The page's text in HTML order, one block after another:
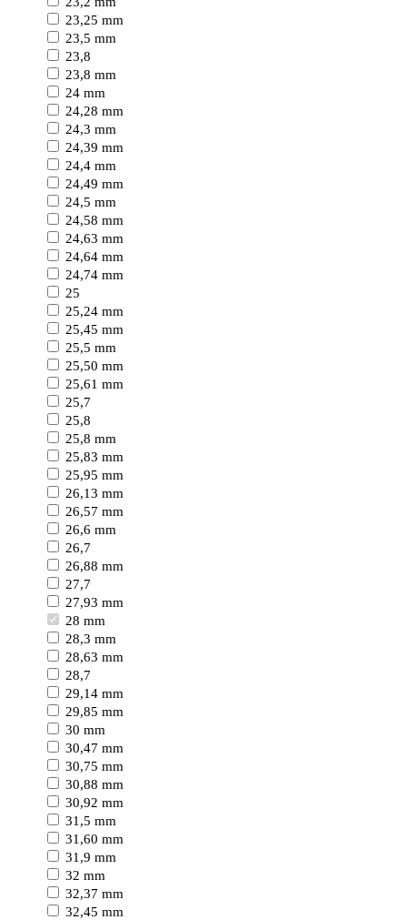
23,25 mm
23,5 mm
23,8
23,8 mm
24 mm
24,28 mm
24,3 mm
24,39 mm
24,4 mm
24,49 mm
24,5 mm
24,58 mm
24,63 mm
24,64 mm
24,74 mm
25
25,24 mm
25,45 mm
25,5 mm
25,50 mm
25,61 mm
25,7
25,8
25,8 mm
25,83 mm
25,95 mm
26,13 mm
26,57 mm
26,6 mm
26,7
26,88 mm
27,7
27,93 mm
28 mm
28,3 mm
28,63 mm
28,7
29,14 mm
29,85 mm
30 mm
30,47 mm
30,75 mm
30,88 mm
30,92 mm
31,5 mm
31,60 mm
31,9 mm
32 mm
32,37 mm
32,45 mm